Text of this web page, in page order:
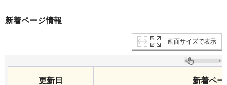
新着ページ情報
画面サイズで表示
更新日 新着ペー